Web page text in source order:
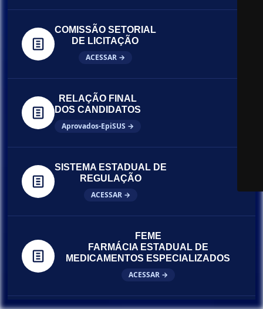
COMISSÃO SETORIAL
DE LICITAÇÃO
ACESSAR →
RELAÇÃO FINAL
DOS CANDIDATOS
Aprovados-EpiSUS →
SISTEMA ESTADUAL DE
REGULAÇÃO
ACESSAR →
FEME
FARMÁCIA ESTADUAL DE
MEDICAMENTOS ESPECIALIZADOS
ACESSAR →